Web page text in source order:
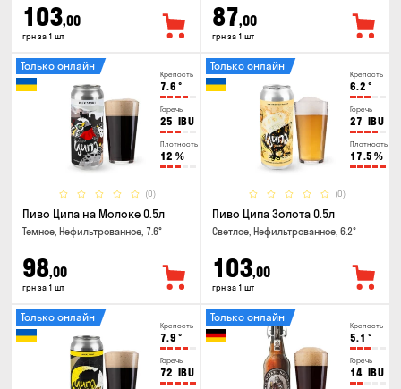
103,00
грн за 1 шт
87,00
грн за 1 шт
Крепость
7.6 °
Горечь
25 IBU
Плотность
12 %
(0)
Только онлайн
Пиво Ципа на Молоке 0.5л
Темное, Нефильтрованное, 7.6°
98,00
грн за 1 шт
Крепость
6.2 °
Горечь
27 IBU
Плотность
17.5 %
(0)
Только онлайн
Пиво Ципа Золота 0.5л
Светлое, Нефильтрованное, 6.2°
103,00
грн за 1 шт
Крепость
7.9 °
Горечь
72 IBU
Только онлайн
Крепость
5.1 °
Горечь
14 IBU
Только онлайн